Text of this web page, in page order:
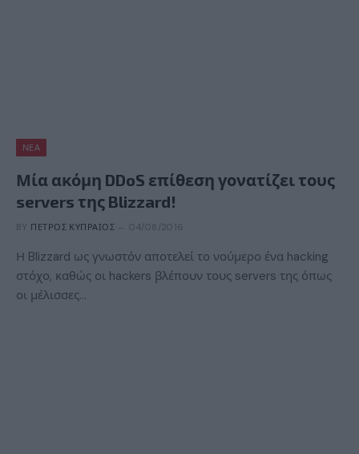
ΝΈΑ
Μία ακόμη DDoS επίθεση γονατίζει τους
servers της Blizzard!
BY ΠΈΤΡΟΣ ΚΥΠΡΑΊΟΣ 04/08/2016
Η Blizzard ως γνωστόν αποτελεί το νούμερο ένα hacking
στόχο, καθώς οι hackers βλέπουν τους servers της όπως
οι μέλισσες…